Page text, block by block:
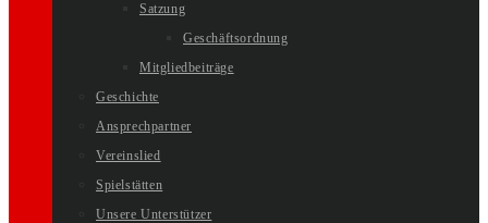
Satzung
Geschäftsordnung
Mitgliedbeiträge
Geschichte
Ansprechpartner
Vereinslied
Spielstätten
Unsere Unterstützer